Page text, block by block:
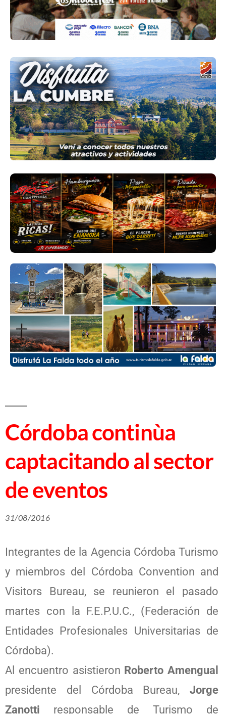
Córdoba continùa
captacitando al sector
de eventos
31/08/2016
Integrantes de la Agencia Córdoba Turismo
y miembros del Córdoba Convention and
Visitors Bureau, se reunieron el pasado
martes con la F.E.P.U.C., (Federación de
Entidades Profesionales Universitarias de
Córdoba).
Al encuentro asistieron Roberto Amengual
presidente del Córdoba Bureau, Jorge
Zanotti responsable de Turismo de